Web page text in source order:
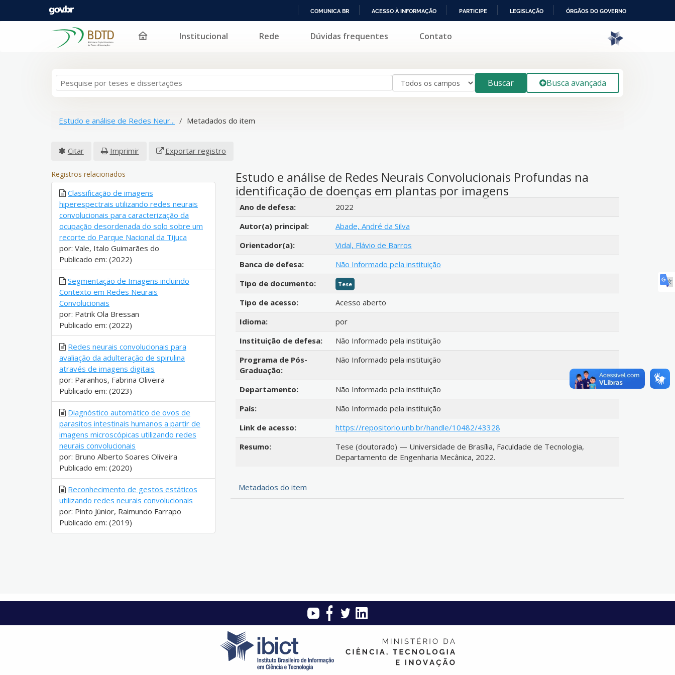
PARA
COMUNICA BR ACESSO À INFORMAÇÃO PARTICIPE LEGISLAÇÃO ÓRGÃOS DO GOVERNO
Pular para o conteúdo Institucional Rede Dúvidas frequentes Contato
Buscar Busca avançada
Estudo e análise de Redes Neur... Metadados do item
Citar Imprimir Exportar registro
Estudo e análise de Redes Neurais Convolucionais Profundas na
identificação de doenças em plantas por imagens
Detalhes bibliográficos
Ano de defesa:
2022
Autor(a) principal:
Abade, André da Silva
Orientador(a):
Vidal, Flávio de Barros
Banca de defesa:
Não Informado pela instituição
Tipo de documento:
Tese
Tipo de acesso:
Acesso aberto
Idioma:
por
Instituição de defesa:
Não Informado pela instituição
Programa de Pós-
Graduação:
Não Informado pela instituição
Departamento:
Não Informado pela instituição
País:
Não Informado pela instituição
Link de acesso:
https://repositorio.unb.br/handle/10482/43328
Resumo:
Tese (doutorado) — Universidade de Brasília, Faculdade de Tecnologia,
Departamento de Engenharia Mecânica, 2022.
Metadados do item
Registros relacionados
Classificação de imagens
hiperespectrais utilizando redes neurais
convolucionais para caracterização da
ocupação desordenada do solo sobre um
recorte do Parque Nacional da Tijuca
por: Vale, Italo Guimarães do
Publicado em: (2022)
Segmentação de Imagens incluindo
Contexto em Redes Neurais
Convolucionais
por: Patrik Ola Bressan
Publicado em: (2022)
Redes neurais convolucionais para
avaliação da adulteração de spirulina
através de imagens digitais
por: Paranhos, Fabrina Oliveira
Publicado em: (2023)
Diagnóstico automático de ovos de
parasitos intestinais humanos a partir de
imagens microscópicas utilizando redes
neurais convolucionais
por: Bruno Alberto Soares Oliveira
Publicado em: (2020)
Reconhecimento de gestos estáticos
utilizando redes neurais convolucionais
por: Pinto Júnior, Raimundo Farrapo
Publicado em: (2019)